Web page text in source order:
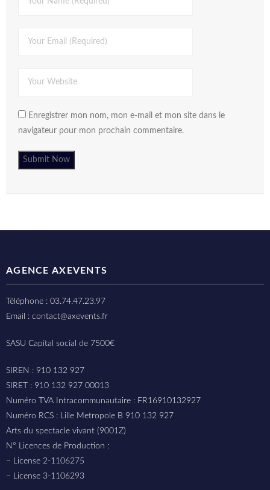
Enregistrer mon nom, mon e-mail et mon site dans le
navigateur pour mon prochain commentaire.
AGENCE AXEVENTS
Téléphone : 03.74.47.23.97
Email : contact@axevents.fr
SASU Capital social de 7500€
SIREN : 910 132 927
SIRET : 910 132 927 00013
Numéro TVA Intracommunautaire : FR16910132927
Numéro RCS : Lille Metropole B 910 132 927
Arts du spectacle vivant (9001Z)
N° Licences de Production :
– License 2-1106275
– License 3-1106293